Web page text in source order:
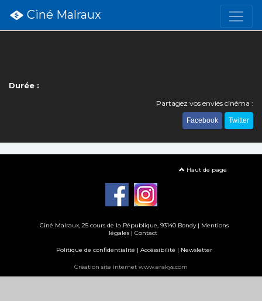
Ciné Malraux
Durée :
Partagez vos envies cinéma :
Facebook Twitter
Haut de page
Ciné Malraux, 25 cours de la République, 93140 Bondy | Mentions
légales | Contact
Politique de confidentialité | Accéssibilité | Newsletter
Création site internet www.erakys.com